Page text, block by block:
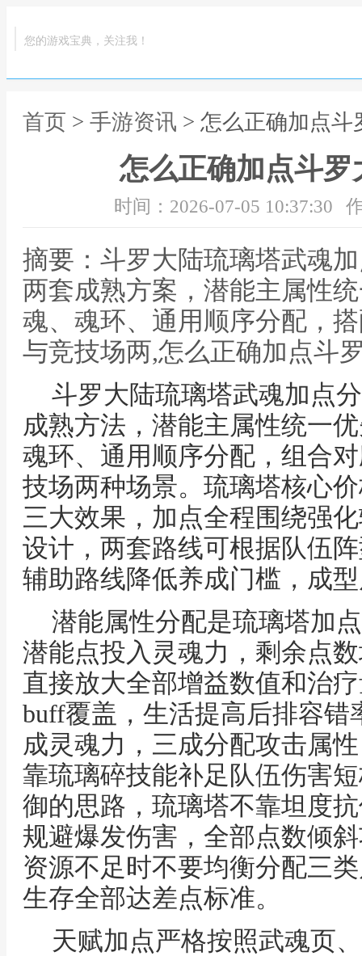
您的游戏宝典，关注我！
首页 > 手游资讯 > 怎么正确加点
怎么正确加点斗
时间：2026-07-05 10:37:30
摘要：斗罗大陆琉璃塔武魂
两套成熟方案，潜能主属性
魂、魂环、通用顺序分配，
与竞技场两,怎么正确加点斗
斗罗大陆琉璃塔武魂加点
成熟方法，潜能主属性统一
魂环、通用顺序分配，组合
技场两种场景。琉璃塔核心
三大效果，加点全程围绕强
设计，两套路线可根据队伍
辅助路线降低养成门槛，成
潜能属性分配是琉璃塔加
潜能点投入灵魂力，剩余点
直接放大全部增益数值和治
buff覆盖，生活提高后排容
成灵魂力，三成分配攻击属
靠琉璃碎技能补足队伍伤害
御的思路，琉璃塔不靠坦度
规避爆发伤害，全部点数倾
资源不足时不要均衡分配三
生存全部达差点标准。
天赋加点严格按照武魂页